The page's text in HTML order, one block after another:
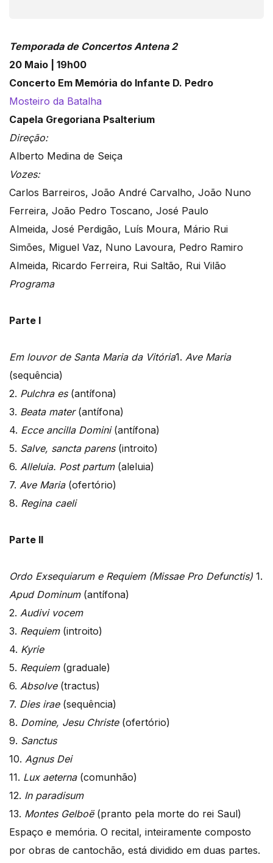
Temporada de Concertos Antena 2
20 Maio | 19h00
Concerto Em Memória do Infante D. Pedro
Mosteiro da Batalha
Capela Gregoriana Psalterium
Direção:
Alberto Medina de Seiça
Vozes:
Carlos Barreiros, João André Carvalho, João Nuno
Ferreira, João Pedro Toscano, José Paulo
Almeida, José Perdigão, Luís Moura, Mário Rui
Simões, Miguel Vaz, Nuno Lavoura, Pedro Ramiro
Almeida, Ricardo Ferreira, Rui Saltão, Rui Vilão
Programa
Parte I
Em louvor de Santa Maria da Vitória1. Ave Maria
(sequência)
2. Pulchra es(antífona)
3. Beata mater(antífona)
4. Ecce ancilla Domini(antífona)
5. Salve, sancta parens(introito)
6. Alleluia. Post partum(aleluia)
7. Ave Maria (ofertório)
8. Regina caeli
Parte II
Ordo Exsequiarum e Requiem (Missae Pro Defunctis) 1.
Apud Dominum(antífona)
2. Audivi vocem
3. Requiem(introito)
4. Kyrie
5. Requiem (graduale)
6. Absolve(tractus)
7. Dies irae(sequência)
8. Domine, Jesu Christe(ofertório)
9. Sanctus
10. Agnus Dei
11. Lux aeterna(comunhão)
12. In paradisum
13. Montes Gelboë(pranto pela morte do rei Saul)
Espaço e memória. O recital, inteiramente composto
por obras de cantochão, está dividido em duas partes.